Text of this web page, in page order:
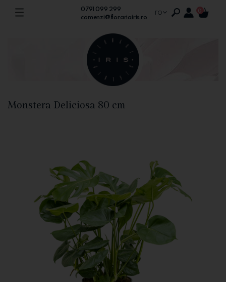
0791 099 299
comenzi@florariairis.ro
ro 0
Monstera Deliciosa 80 cm